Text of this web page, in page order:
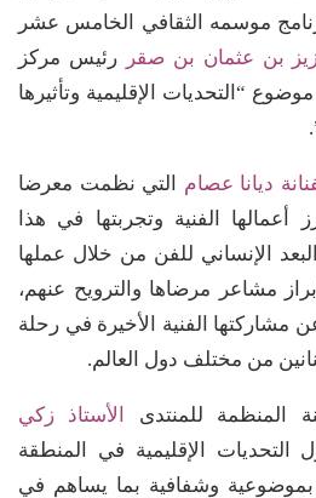
وضمن برنامج موسمه الثقافي الخامس عشر
بن عثمان بن صقر
رئيس مركز
“التحديات الإقليمية وتأثيرها
ديانا عصام التي نظمت معرضا
أعمالها الفنية وتجربتها في هذا
البعد الإنساني للفن من خلال عملها
مشاعر مرضاها والترويح عنهم،
الفنية الأخيرة في رحلة
من مختلف دول العالم.
المنظمة للمنتدى
الأستاذ زكي
الإقليمية في المنطقة
بموضوعية وشفافية بما يساهم في